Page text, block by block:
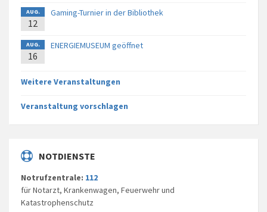
AUG.
12
Gaming-Turnier in der Bibliothek
AUG.
16
ENERGIEMUSEUM geöffnet
Weitere Veranstaltungen
Veranstaltung vorschlagen
NOTDIENSTE
Notrufzentrale: 112
für Notarzt, Krankenwagen, Feuerwehr und
Katastrophenschutz